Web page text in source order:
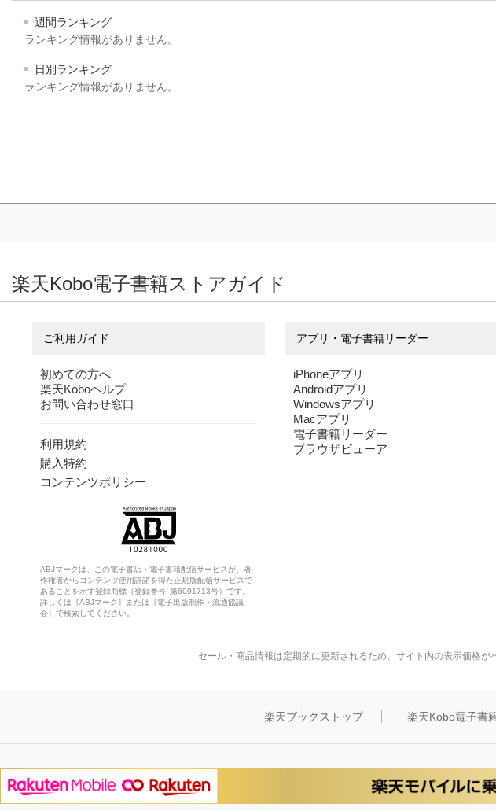
週間ランキング
ランキング情報がありません。
日別ランキング
ランキング情報がありません。
楽天Kobo電子書籍ストアガイド
ご利用ガイド
初めての方へ
楽天Koboヘルプ
お問い合わせ窓口
利用規約
購入特約
コンテンツポリシー
ABJマークは、この電子書店・電子書籍配信サービスが、著
作権者からコンテンツ使用許諾を得た正規版配信サービスで
あることを示す登録商標（登録番号 第6091713号）です。
詳しくは［ABJマーク］または［電子出版制作・流通協議
会］で検索してください。
アプリ・電子書籍リーダー
iPhoneアプリ
Androidアプリ
Windowsアプリ
Macアプリ
電子書籍リーダー
ブラウザビューア
セール・商品情報は定期的に更新されるため、サイト内の表示価格
楽天ブックストップ 楽天Kobo電子書